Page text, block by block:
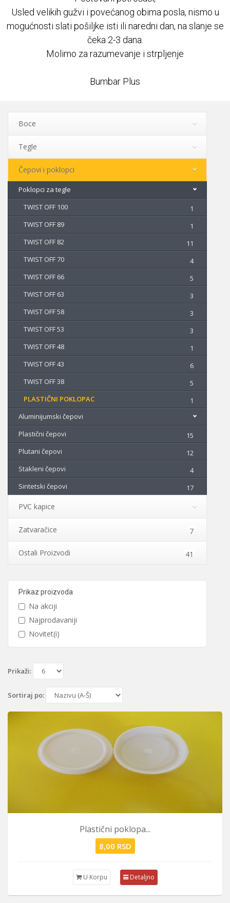
Najčešća pitanja
Usled velikih gužvi i povećanog obima posla, nismo u
mogućnosti slati pošiljke isti ili naredni dan, na slanje se
čeka 2-3 dana.
Molimo za razumevanje i strpljenje
Bumbar Plus
Boce
Tegle
Čepovi i poklopci
Poklopci za tegle
TWIST OFF 100
1
TWIST OFF 89
1
TWIST OFF 82
11
TWIST OFF 70
4
TWIST OFF 66
5
TWIST OFF 63
3
TWIST OFF 58
3
TWIST OFF 53
3
TWIST OFF 48
1
TWIST OFF 43
6
TWIST OFF 38
5
PLASTIČNI POKLOPAC
1
Aluminijumski čepovi
Plastični čepovi
15
Plutani čepovi
12
Stakleni čepovi
4
Sintetski čepovi
17
PVC kapice
Zatvaračice 7
Ostali Proizvodi 41
Prikaz proizvoda
Na akciji
Najprodavaniji
Novitet(i)
Prikaži:
Sortiraj po:
Plastični poklopa...
8,00 RSD
U Korpu Detaljno